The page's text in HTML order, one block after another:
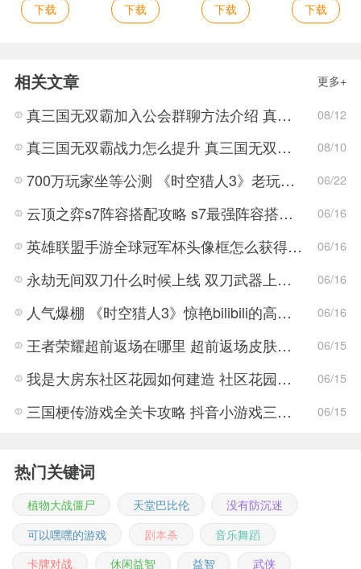
下载 下载 下载
下载
相关文章 更多+
真三国无双霸加入公会群聊方法介绍 真三国无双霸加入公会群聊方法介绍 08/12
真三国无双霸战力怎么提升 真三国无双霸战力提升攻略 08/10
700万玩家坐等公测 《时空猎人3》老玩家加速回归! 06/22
云顶之弈s7阵容搭配攻略 s7最强阵容搭配组成大全最新 06/16
英雄联盟手游全球冠军杯头像框怎么获得 LOL手游2022全球冠军杯头像框领取活动 06/16
永劫无间双刀什么时候上线 双刀武器上线时间说明与分享 06/16
人气爆棚 《时空猎人3》惊艳bilibili的高能游戏展发布会 06/16
王者荣耀超前返场在哪里 超前返场皮肤介绍与活动一览 06/15
我是大房东社区花园如何建造 社区花园建造有什么条件 06/15
三国梗传游戏全关卡攻略 抖音小游戏三国梗传全结局一览 06/15
热门关键词
植物大战僵尸 天堂巴比伦
没有防沉迷
可以嘿嘿的游戏
剧本杀
音乐舞蹈
卡牌对战
休闲益智 益智 武侠